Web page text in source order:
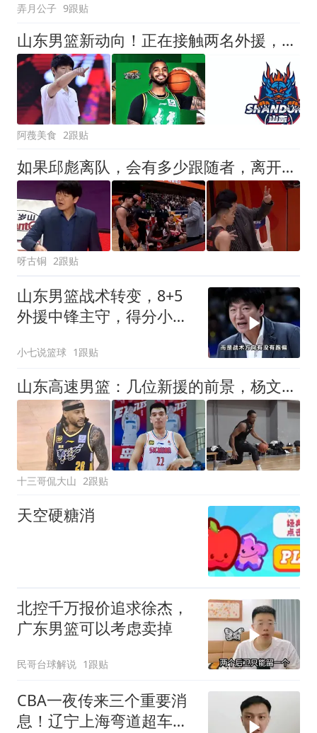
弄月公子 9跟贴
山东男篮新动向！正在接触两名外援，大外援已经敲定，等待官宣
阿薎美食 2跟贴
如果邱彪离队，会有多少跟随者，离开山东高速男篮平台谁会关注他
呀古铜 2跟贴
山东男篮战术转变，8+5
外援中锋主守，得分小外
小七说篮球 1跟贴
山东高速男篮：几位新援的前景，杨文学有望上位，祝铭震保住下限
十三哥侃大山 2跟贴
天空硬糖消
北控千万报价追求徐杰，
广东男篮可以考虑卖掉
民哥台球解说 1跟贴
CBA一夜传来三个重要消
息！辽宁上海弯道超车，